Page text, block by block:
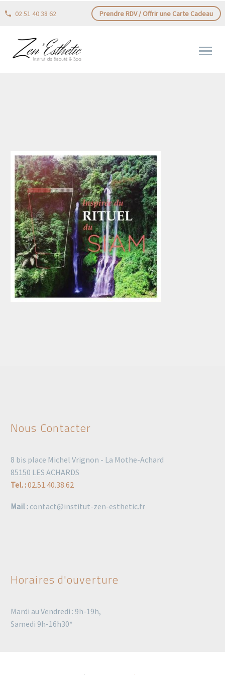
02 51 40 38 62 Prendre RDV / Offrir une Carte Cadeau
Nous Contacter
8 bis place Michel Vrignon - La Mothe-Achard
85150 LES ACHARDS
Tel. :02.51.40.38.62
Mail : contact@institut-zen-esthetic.fr
Horaires d'ouverture
Mardi au Vendredi : 9h-19h,
Samedi 9h-16h30*